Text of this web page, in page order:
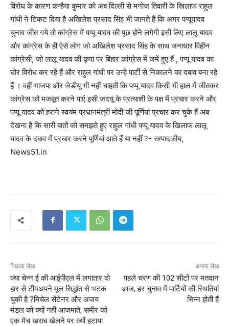
विरोध के कारण कन्हैया कुमार को अब दिल्ली से मनोज तिवारी के खिलाफ राहुल
गांधी ने टिकट दिया है अखिलेश प्रसाद सिंह भी जानते हैं कि अगर पप्पूयादव
चुनाव जीत गये तो कांग्रेस में पप्पू यादव की पूछ होने लगेगी इसी लिए लालू यादव
और कांग्रेस के ही ऐसे लोग जो अखिलेश प्रसाद सिंह के साथ जनाधार विहीन
कांग्रेसी, जो लालू यादव की कृपा पर बिहार कांग्रेस में जमें हुए हैं , पप्पू यादव का
घोर विरोध कर रहे हैं और राहुल गांधी पर उन्हे पार्टी से निकालने का दबाव बना रहे
हैं । वहीं भाजपा और जेडीयू भी नहीं चाहती कि पप्पू यादव किसी भी हाल में जीतकर
कांग्रेस को मजबूत करने पाएं इसी जदयू के प्रत्याशी के पक्ष में प्रचार करने और
पप्पू यादव को हराने स्वयंम प्रधानमंत्री मोदी जी पूर्णियां प्रचार कर चुके हैं अब
देखना है कि सारी बातों को समझते हुए राहुल गांधी पप्पू यादव के खिलाफ लालू
यादव के दबाव में प्रचार करने पूर्णियां आते हैं या नहीं ?- सम्पादकीय,
News51.in
पिछला लेख
क्या चेन्न ई की आईपीएल में लगातार दो
हार से टीमअपने मूल सिद्धांत से भटक
चुकी है ?मिचेल सेंटेनर और अजय
मंडल को क्यों नही़ आजमाते, समीर को
एक मैच खराब खेलने पर क्यों हटाया
अगला लेख
पहले चरण की 102 सीटों पर मतदान
आज, हर चुनाव में पार्टियों की स्थितियां
भिन्न होती हैं